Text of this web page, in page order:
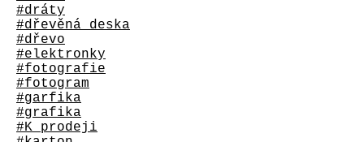
#dráty
#dřevěná deska
#dřevo
#elektronky
#fotografie
#fotogram
#garfika
#grafika
#K prodeji